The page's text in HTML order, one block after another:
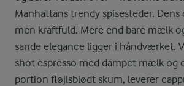
Manhattans trendy spisesteder.
men kraftfuld. Mere end bare mælk
sande elegance ligger i håndværket.
shot espresso med dampet mælk og
portion fløjlsblødt skum, leverer